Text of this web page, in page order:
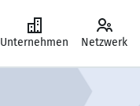
Unternehmen Netzwerk